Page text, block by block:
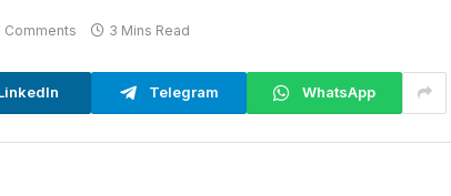
Comments 3 Mins Read
Telegram WhatsApp